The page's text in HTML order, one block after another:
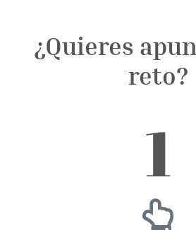
¿Quieres
reto?
1